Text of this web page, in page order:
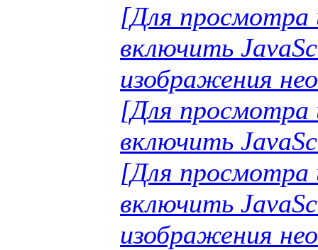
[Для просмотра
включить
изображения
[Для просмотра
включить
[Для просмотра
включить
изображения